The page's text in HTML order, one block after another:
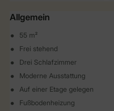
Allgemein
55 m²
Frei stehend
Drei Schlafzimmer
Moderne Ausstattung
Auf einer Etage gelegen
Fußbodenheizung